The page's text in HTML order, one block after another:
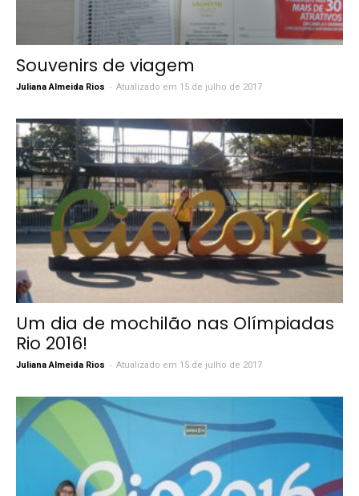
Souvenirs de viagem
Juliana Almeida Rios - Atualizado em 15 de julho de 2017
Um dia de mochilão nas Olímpiadas
Rio 2016!
Juliana Almeida Rios - Atualizado em 15 de julho de 2017